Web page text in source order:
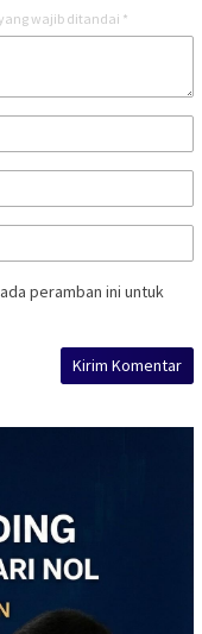
wajib ditandai *
peramban ini untuk